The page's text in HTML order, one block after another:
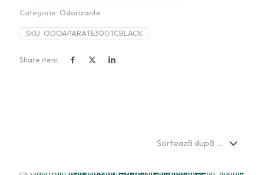
Categorie: Odorizante
SKU: ODOAPARATE300TCBLACK
Share item: